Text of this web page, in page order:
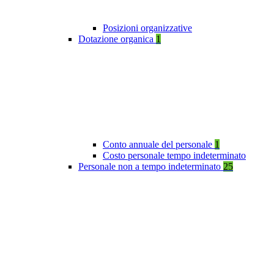
Posizioni organizzative
Dotazione organica 1
Conto annuale del personale 1
Costo personale tempo indeterminato
Personale non a tempo indeterminato 25